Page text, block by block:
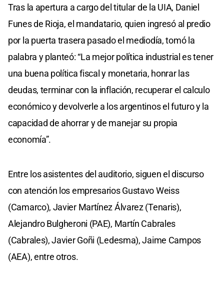
Tras la apertura a cargo del titular de la UIA, Daniel
Funes de Rioja, el mandatario, quien ingresó al predio
por la puerta trasera pasado el mediodía, tomó la
palabra y planteó: “La mejor política industrial es tener
una buena política fiscal y monetaria, honrar las
deudas, terminar con la inflación, recuperar el calculo
económico y devolverle a los argentinos el futuro y la
capacidad de ahorrar y de manejar su propia
economía”.
Entre los asistentes del auditorio, siguen el discurso
con atención los empresarios Gustavo Weiss
(Camarco), Javier Martínez Álvarez (Tenaris),
Alejandro Bulgheroni (PAE), Martín Cabrales
(Cabrales), Javier Goñi (Ledesma), Jaime Campos
(AEA), entre otros.